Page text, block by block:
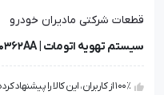
قطعات شرکتی مادیران خودرو
سیستم تهویه اتومات | 301000362AA
100٪ از کاربران، این کالا را پیشنهاد کرده اند.